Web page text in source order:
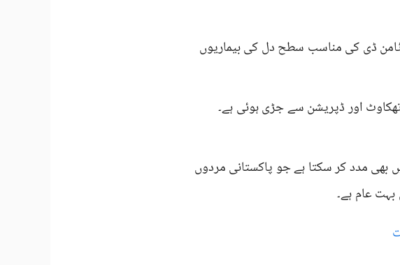
ڈی کی مناسب سطح دل کی بیماریوں
اور ڈپریشن سے جڑی ہوئی ہے۔
بھی مدد کر سکتا ہے جو پاکستانی مردوں
عام ہے۔